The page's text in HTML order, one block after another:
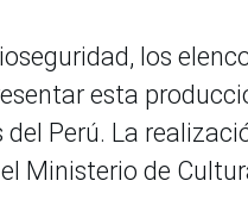
los
esta
Perú. La
Ministerio de